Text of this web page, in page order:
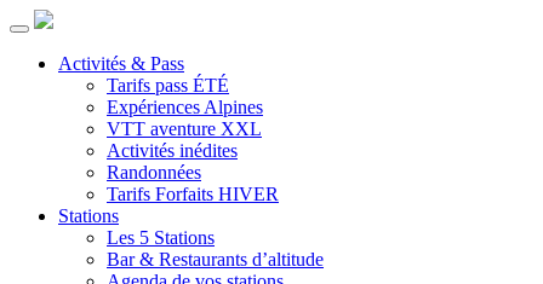
Activités & Pass
Tarifs pass ÉTÉ
Expériences Alpines
VTT aventure XXL
Activités inédites
Randonnées
Tarifs Forfaits HIVER
Stations
Les 5 Stations
Bar & Restaurants d’altitude